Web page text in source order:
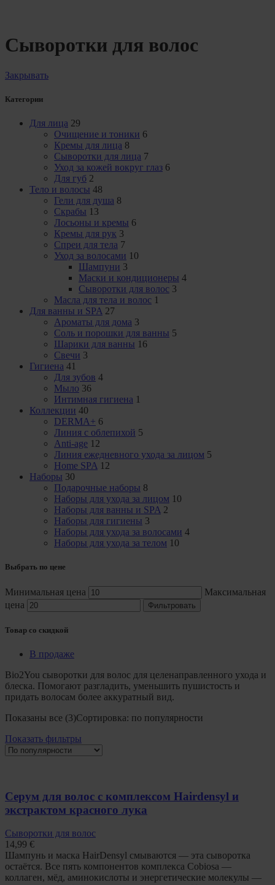
Сыворотки для волос
Закрывать
Категории
Для лица 29
Очищение и тоники 6
Кремы для лица 8
Сыворотки для лица 7
Уход за кожей вокруг глаз 6
Для губ 2
Тело и волосы 48
Гели для душа 8
Скрабы 13
Лосьоны и кремы 6
Кремы для рук 3
Спреи для тела 7
Уход за волосами 10
Шампуни 3
Маски и кондиционеры 4
Сыворотки для волос 3
Масла для тела и волос 1
Для ванны и SPA 27
Ароматы для дома 3
Соль и порошки для ванны 5
Шарики для ванны 16
Свечи 3
Гигиена 41
Для зубов 4
Мыло 36
Интимная гигиена 1
Коллекции 40
DERMA+ 6
Линия с облепихой 5
Anti-age 12
Линия ежедневного ухода за лицом 5
Home SPA 12
Наборы 30
Подарочные наборы 8
Наборы для ухода за лицом 10
Наборы для ванны и SPA 2
Наборы для гигиены 3
Наборы для ухода за волосами 4
Наборы для ухода за телом 10
Выбрать по цене
Минимальная цена
Максимальная
цена
Фильтровать
Товар со скидкой
В продаже
Bio2You сыворотки для волос для целенаправленного ухода и
блеска. Помогают разгладить, уменьшить пушистость и
придать волосам более аккуратный вид.
Показаны все (3)Сортировка: по популярности
Показать фильтры
Серум для волос с комплексом Hairdensyl и
экстрактом красного лука
Сыворотки для волос
14,99 €
Шампунь и маска HairDensyl смываются — эта сыворотка
остаётся. Все пять компонентов комплекса Cobiosa —
коллаген, мёд, аминокислоты и энергетические молекулы —